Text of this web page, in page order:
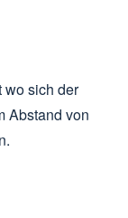
wo sich der
Abstand von